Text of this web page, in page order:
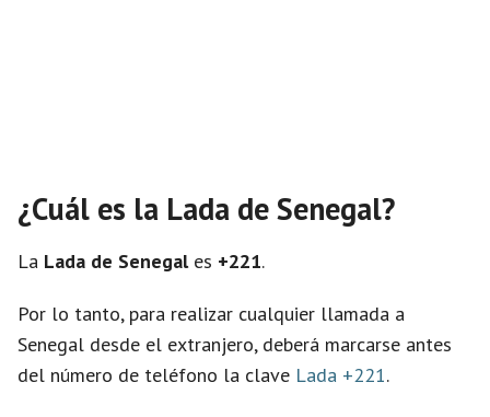
¿Cuál es la Lada de Senegal?
La Lada de Senegales +221.
Por lo tanto, para realizar cualquier llamada a
Senegal desde el extranjero, deberá marcarse antes
del número de teléfono la clave Lada +221.